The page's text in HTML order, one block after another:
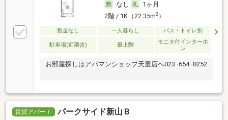
なし
1ヶ月
2階 / 1K（22.35m2）
敷金なし 一人暮らし バス・トイレ別
駐車場(近隣含) 最上階
モニタ付インターホ
ン
お部屋探しはアパマンショップ天童店へ023−654−8252
賃貸アパート パークサイド新山Ｂ